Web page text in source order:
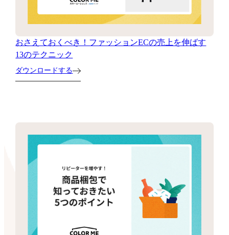
おさえておくべき！ファッションECの売上を伸ばす
13のテクニック
ダウンロードする